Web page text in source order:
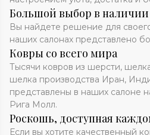
Большой выбор в наличии
Вы найдете решение для
наших салонах представлено
Ковры со всего мира
Тысячи ковров из шерсти,
шелка производства Иран,
представлены в наших салоне
Рига Молл.
Роскошь, доступная
Если вы хотите качественный